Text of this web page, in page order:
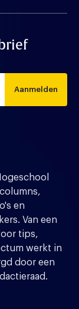
Aanmelden
en
Van een
tips,
werkt in
door een